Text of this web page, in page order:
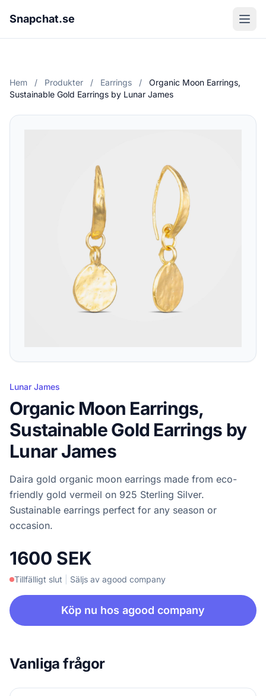
Snapchat.se
Hem / Produkter / Earrings /
Organic Moon Earrings,
Sustainable Gold Earrings by Lunar James
Lunar James
Organic Moon Earrings,
Sustainable Gold Earrings by
Lunar James
Daira gold organic moon earrings made from eco-
friendly gold vermeil on 925 Sterling Silver.
Sustainable earrings perfect for any season or
occasion.
1600 SEK
Tillfälligt slut Säljs av agood company
Köp nu hos agood company
Vanliga frågor